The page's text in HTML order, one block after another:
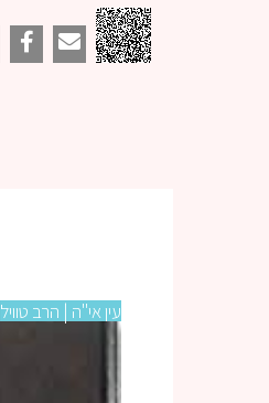
עין אי"ה | הרב טוויל